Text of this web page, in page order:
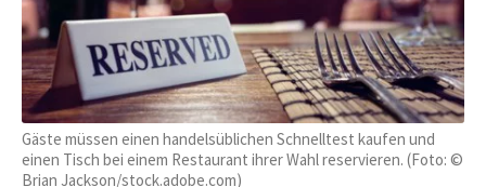
Gäste müssen einen handelsüblichen Schnelltest kaufen und
einen Tisch bei einem Restaurant ihrer Wahl reservieren. (Foto: ©
Brian Jackson/stock.adobe.com)